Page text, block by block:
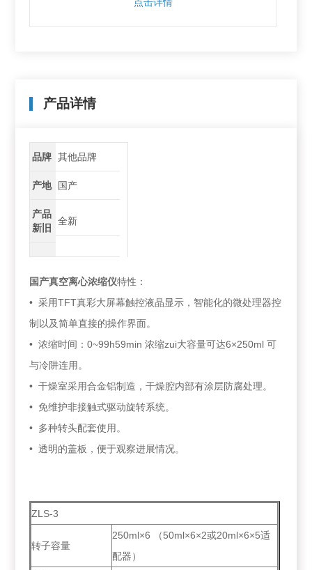
产品详情
品牌 其他品牌
产地 国产
产品
新旧
全新
国产真空离心浓缩仪特性：
• 采用TFT真彩大屏幕触控液晶显示，智能化的微处理器控
制以及简单直接的操作界面。
• 浓缩时间：0~99h59min 浓缩zui大容量可达6×250ml 可
与冷阱连用。
• 干燥室采用合金铝制造，干燥腔内部有涂层防腐处理。
• 免维护非接触式驱动旋转系统。
• 多种转头配套使用。
• 透明的盖板，便于观察进展情况。
ZLS-3
转子容量
250ml×6 （50ml×6×2或20ml×6×5适
配器）